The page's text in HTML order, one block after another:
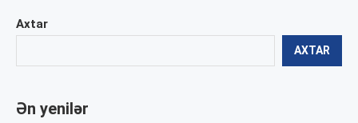
Axtar
AXTAR
Ən yenilər